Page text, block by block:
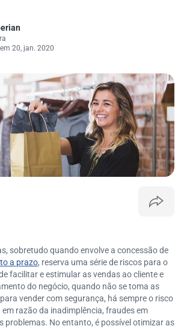
20, jan. 2020
sobretudo quando envolve a concessão de
a prazo, reserva uma série de riscos para o
facilitar e estimular as vendas ao cliente e
do negócio, quando não se toma as
vender com segurança, há sempre o risco
razão da inadimplência, fraudes em
problemas. No entanto, é possível otimizar as